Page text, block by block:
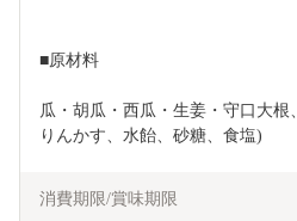
■原材料
瓜・胡瓜・西瓜・生姜・守口大
りんかす、水飴、砂糖、食塩)
消費期限/賞味期限